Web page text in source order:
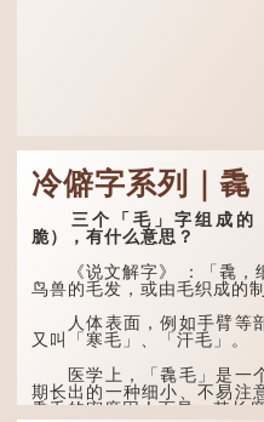
冷僻字系列｜毳
三个「毛」字组成的
脆），有什么意思？
《说文解字》 ：「毳，
鸟兽的毛发，或由毛织成的制
人体表面，例如手臂等部
又叫「寒毛」、「汗毛」。
医学上，「毳毛」是一个
期长出的一种细小、不易注
毳毛的密度因人而异，其长